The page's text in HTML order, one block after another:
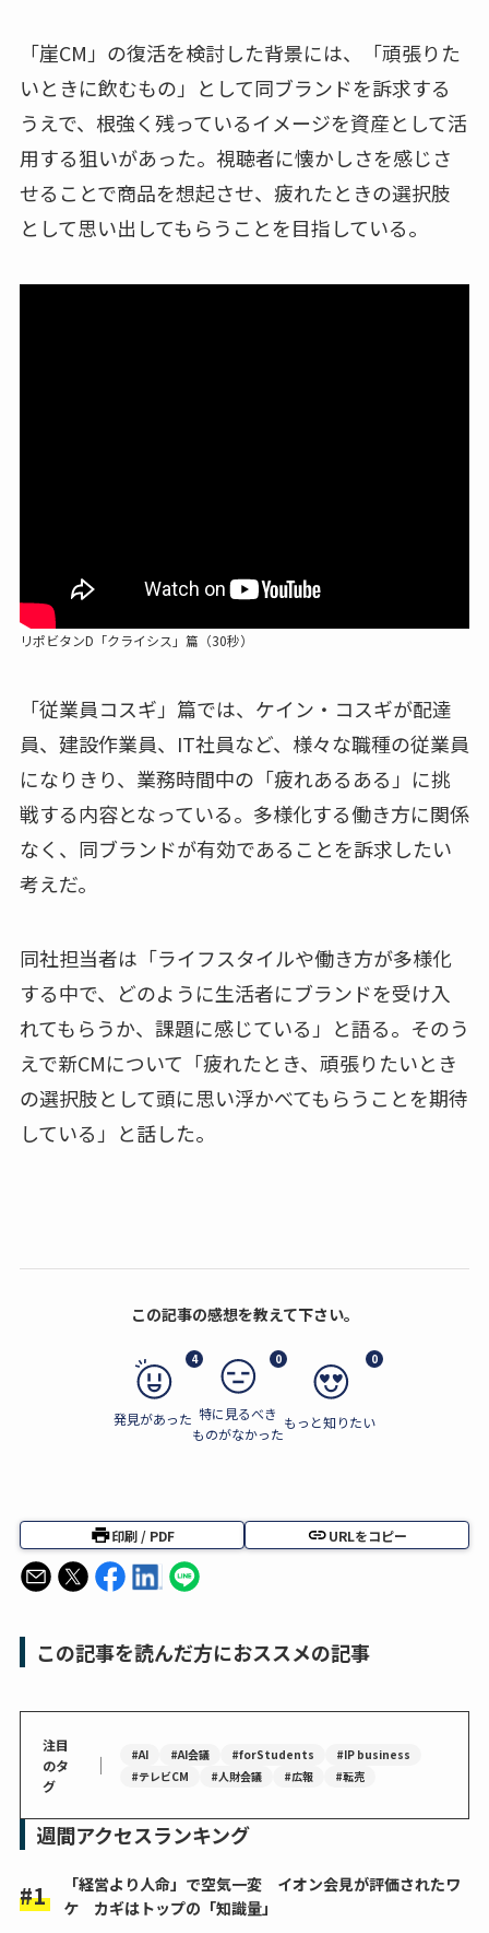
「崖CM」の復活を検討した背景には、「頑張りた
いときに飲むもの」として同ブランドを訴求する
うえで、根強く残っているイメージを資産として活
用する狙いがあった。視聴者に懐かしさを感じさ
せることで商品を想起させ、疲れたときの選択肢
として思い出してもらうことを目指している。
リポビタンD「クライシス」篇（30秒）
「従業員コスギ」篇では、ケイン・コスギが配達
員、建設作業員、IT社員など、様々な職種の従業員
になりきり、業務時間中の「疲れあるある」に挑
戦する内容となっている。多様化する働き方に関係
なく、同ブランドが有効であることを訴求したい
考えだ。
同社担当者は「ライフスタイルや働き方が多様化
する中で、どのように生活者にブランドを受け入
れてもらうか、課題に感じている」と語る。そのう
えで新CMについて「疲れたとき、頑張りたいとき
の選択肢として頭に思い浮かべてもらうことを期待
している」と話した。
この記事の感想を教えて下さい。
4
発見があった
0
特に見るべき
ものがなかった
0
もっと知りたい
印刷 / PDF URLをコピー
この記事を読んだ方におススメの記事
注目
のタ
グ
｜ #AI #AI会議 #forStudents
#IP business
#テレビCM
#人財会議 #広報 #転売
週間アクセスランキング
「経営より人命」で空気一変 イオン会見が評価されたワ
ケ カギはトップの「知識量」